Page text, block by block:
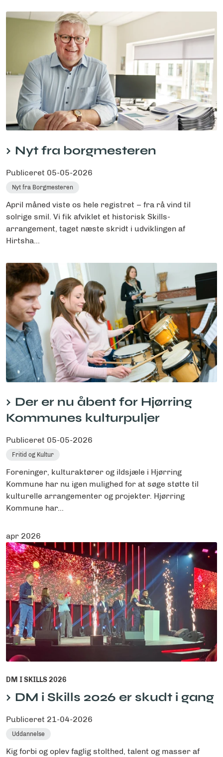
Nyt fra borgmesteren
Publiceret 05-05-2026
Nyt fra Borgmesteren
April måned viste os hele registret – fra rå vind til
solrige smil. Vi fik afviklet et historisk Skills-
arrangement, taget næste skridt i udviklingen af
Hirtsha...
Der er nu åbent for Hjørring
Kommunes kulturpuljer
Publiceret 05-05-2026
Fritid og Kultur
Foreninger, kulturaktører og ildsjæle i Hjørring
Kommune har nu igen mulighed for at søge støtte til
kulturelle arrangementer og projekter. Hjørring
Kommune har...
apr 2026
DM I SKILLS 2026
DM i Skills 2026 er skudt i gang
Publiceret 21-04-2026
Uddannelse
Kig forbi og oplev faglig stolthed, talent og masser af